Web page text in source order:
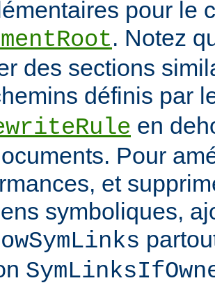
pour le
. Notez
des sections
définis par
en
Pour
et
symboliques,